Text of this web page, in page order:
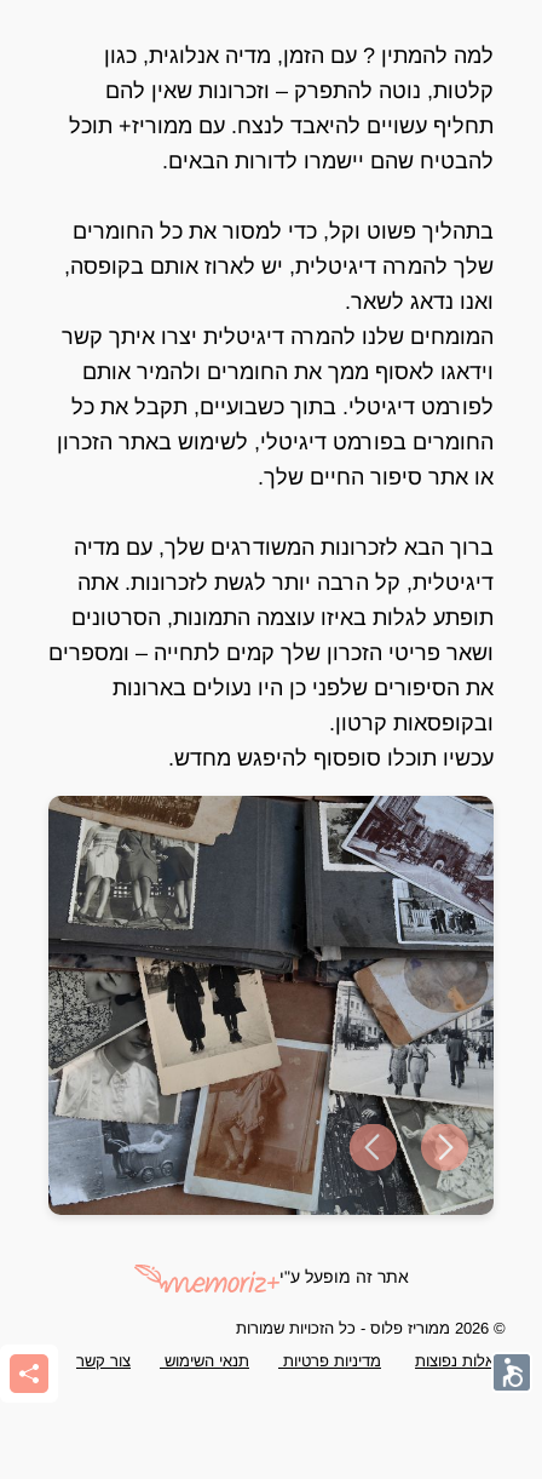
למה להמתין ? עם הזמן, מדיה אנלוגית, כגון
קלטות, נוטה להתפרק – וזכרונות שאין להם
תחליף עשויים להיאבד לנצח. עם ממוריז+ תוכל
להבטיח שהם יישמרו לדורות הבאים.
בתהליך פשוט וקל, כדי למסור את כל החומרים
שלך להמרה דיגיטלית, יש לארוז אותם בקופסה,
ואנו נדאג לשאר.
המומחים שלנו להמרה דיגיטלית יצרו איתך קשר
וידאגו לאסוף ממך את החומרים ולהמיר אותם
לפורמט דיגיטלי. בתוך כשבועיים, תקבל את כל
החומרים בפורמט דיגיטלי, לשימוש באתר הזכרון
או אתר סיפור החיים שלך.
ברוך הבא לזכרונות המשודרגים שלך, עם מדיה
דיגיטלית, קל הרבה יותר לגשת לזכרונות. אתה
תופתע לגלות באיזו עוצמה התמונות, הסרטונים
ושאר פריטי הזכרון שלך קמים לתחייה – ומספרים
את הסיפורים שלפני כן היו נעולים בארונות
ובקופסאות קרטון.
עכשיו תוכלו סופסוף להיפגש מחדש.
Previous slideNext slide
אתר זה מופעל ע"י
© 2026 ממוריז פלוס - כל הזכויות שמורות
שאלות נפוצות
מדיניות פרטיות תנאי השימוש צור קשר